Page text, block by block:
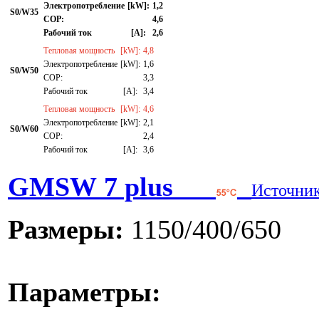
S0/W35
Электропотребление [kW]: 1,2
СОР:
4,6
Рабочий ток
[A]: 2,6
S0/W50
Тепловая мощность [kW]: 4,8
Электропотребление [kW]: 1,6
СОР:
3,3
Рабочий ток
[A]: 3,4
S0/W60
Тепловая мощность [kW]: 4,6
Электропотребление [kW]: 2,1
СОР:
2,4
Рабочий ток
[A]: 3,6
GMSW 7 plus
Размеры: 1150/400/650
Параметры: